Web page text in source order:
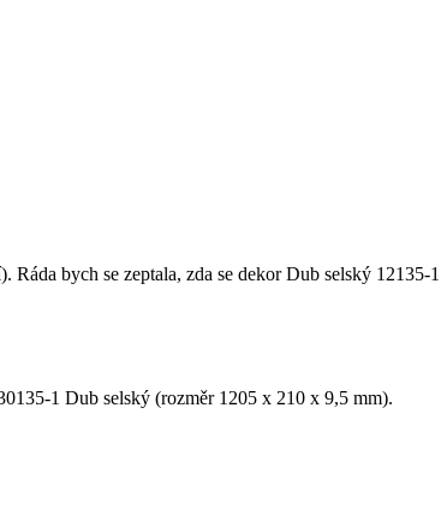
bych se zeptala, zda se dekor Dub selský
1 Dub selský (rozměr 1205 x 210 x 9,5 mm).